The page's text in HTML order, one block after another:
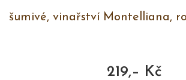
šumivé, vinařství Montelliana,
219,– Kč